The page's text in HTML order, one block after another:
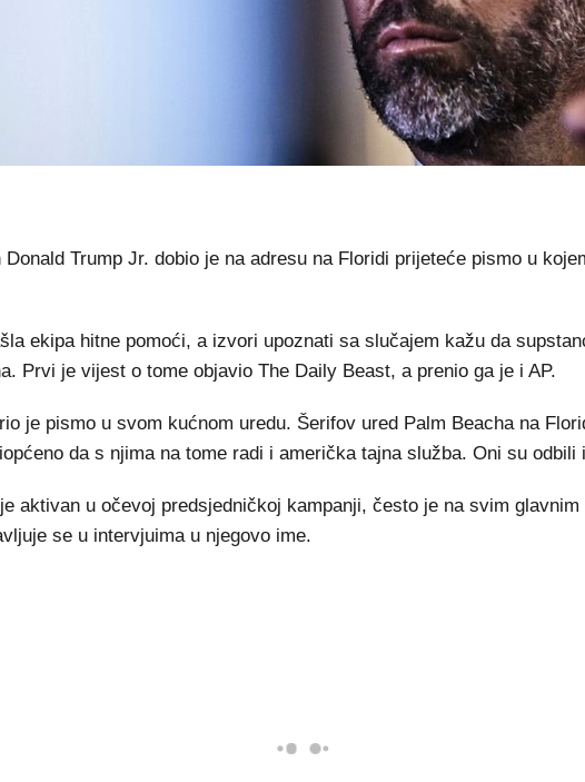
Donald Trump Jr. dobio je na adresu na Floridi prijeteće pismo u
ekipa hitne pomoći, a izvori upoznati sa slučajem kažu da
Prvi je vijest o tome objavio The Daily Beast, a prenio ga je i AP.
je pismo u svom kućnom uredu. Šerifov ured Palm Beacha na
da s njima na tome radi i američka tajna služba. Oni su odbili
aktivan u očevoj predsjedničkoj kampanji, često je na svim glavnim
se u intervjuima u njegovo ime.